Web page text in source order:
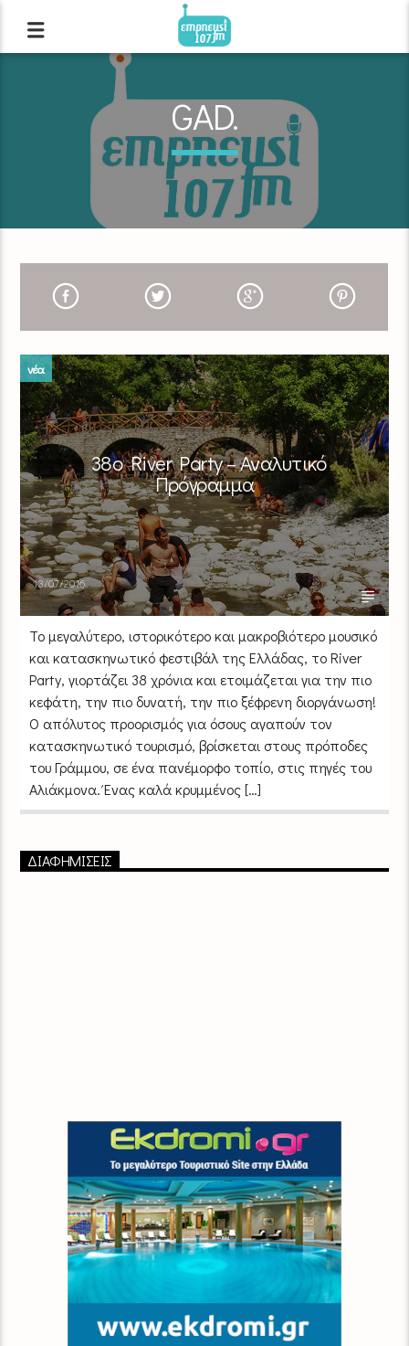
GAD.
νέα
38o River Party – Αναλυτικό
Πρόγραμμα
13/07/2016
Το μεγαλύτερο, ιστορικότερο και μακροβιότερο μουσικό
και κατασκηνωτικό φεστιβάλ της Ελλάδας, το River
Party, γιορτάζει 38 χρόνια και ετοιμάζεται για την πιο
κεφάτη, την πιο δυνατή, την πιο ξέφρενη διοργάνωση!
O απόλυτος προορισμός για όσους αγαπούν τον
κατασκηνωτικό τουρισμό, βρίσκεται στους πρόποδες
του Γράμμου, σε ένα πανέμορφο τοπίο, στις πηγές του
Αλιάκμονα. Ένας καλά κρυμμένος […]
ΔΙΑΦΗΜΙΣΕΙΣ